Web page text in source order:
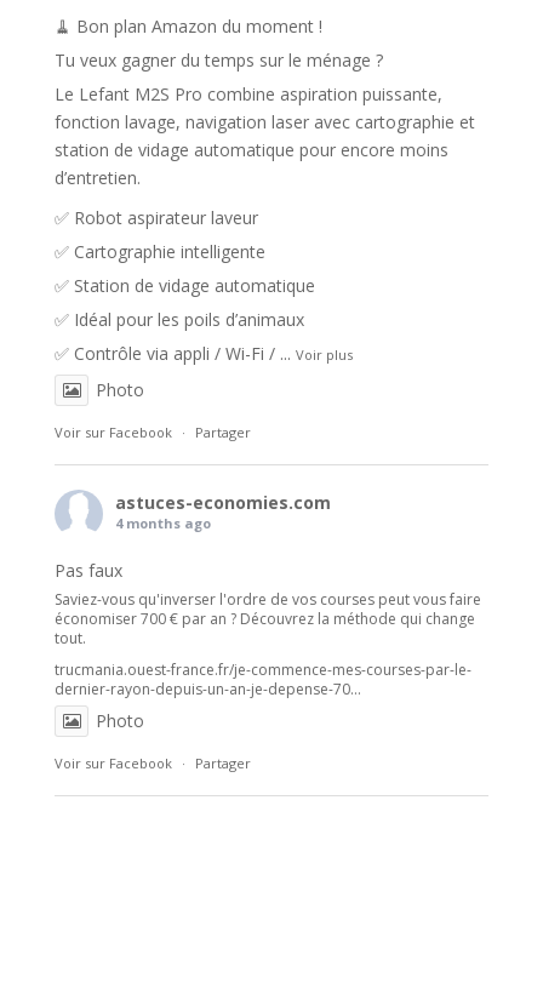
🧹 Bon plan Amazon du moment !
Tu veux gagner du temps sur le ménage ?
Le Lefant M2S Pro combine aspiration puissante,
fonction lavage, navigation laser avec cartographie et
station de vidage automatique pour encore moins
d’entretien.
✅ Robot aspirateur laveur
✅ Cartographie intelligente
✅ Station de vidage automatique
✅ Idéal pour les poils d’animaux
✅ Contrôle via appli / Wi-Fi / ... Voir plus
Photo
Voir sur Facebook · Partager
astuces-economies.com
4 months ago
Pas faux
Saviez-vous qu'inverser l'ordre de vos courses peut vous faire
économiser 700 € par an ? Découvrez la méthode qui change
tout.
trucmania.ouest-france.fr/je-commence-mes-courses-par-le-
dernier-rayon-depuis-un-an-je-depense-70...
Photo
Voir sur Facebook · Partager